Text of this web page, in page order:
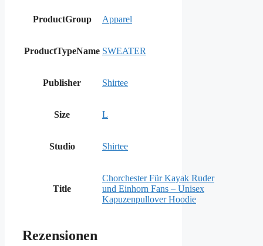
ProductGroup Apparel
ProductTypeName SWEATER
Publisher Shirtee
Size L
Studio Shirtee
Title
Chorchester Für Kayak Ruder
und Einhorn Fans – Unisex
Kapuzenpullover Hoodie
Rezensionen